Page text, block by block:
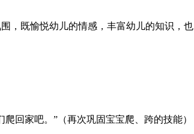
，既愉悦幼儿的情感，丰富幼儿的知识，也
回家吧。”（再次巩固宝宝爬、跨的技能）